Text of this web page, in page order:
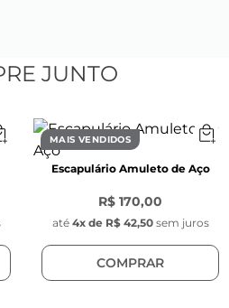
JUNTO
MAIS VENDIDOS
Escapulário Amuleto de Aço
R$ 170,00
até 4x de R$ 42,50 sem juros
COMPRAR